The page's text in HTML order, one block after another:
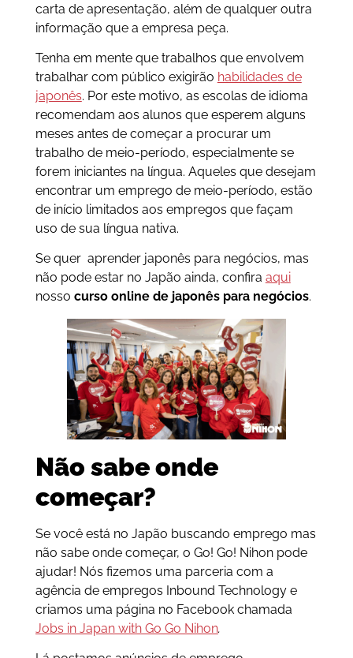
carta de apresentação, além de qualquer outra
informação que a empresa peça.
Tenha em mente que trabalhos que envolvem
trabalhar com público exigirão habilidades de
japonês. Por este motivo, as escolas de idioma
recomendam aos alunos que esperem alguns
meses antes de começar a procurar um
trabalho de meio-período, especialmente se
forem iniciantes na língua. Aqueles que desejam
encontrar um emprego de meio-período, estão
de início limitados aos empregos que façam
uso de sua língua nativa.
Se quer aprender japonês para negócios, mas
não pode estar no Japão ainda, confira aqui
nosso curso online de japonês para negócios.
Não sabe onde
começar?
Se você está no Japão buscando emprego mas
não sabe onde começar, o Go! Go! Nihon pode
ajudar! Nós fizemos uma parceria com a
agência de empregos Inbound Technology e
criamos uma página no Facebook chamada
Jobs in Japan with Go Go Nihon.